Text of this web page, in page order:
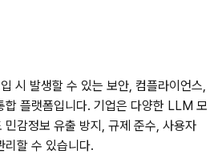
시 발생할 수 있는 보안, 컴플라이언스,
합 플랫폼입니다. 기업은 다양한 LLM 모
민감정보 유출 방지, 규제 준수, 사용자
리할 수 있습니다.